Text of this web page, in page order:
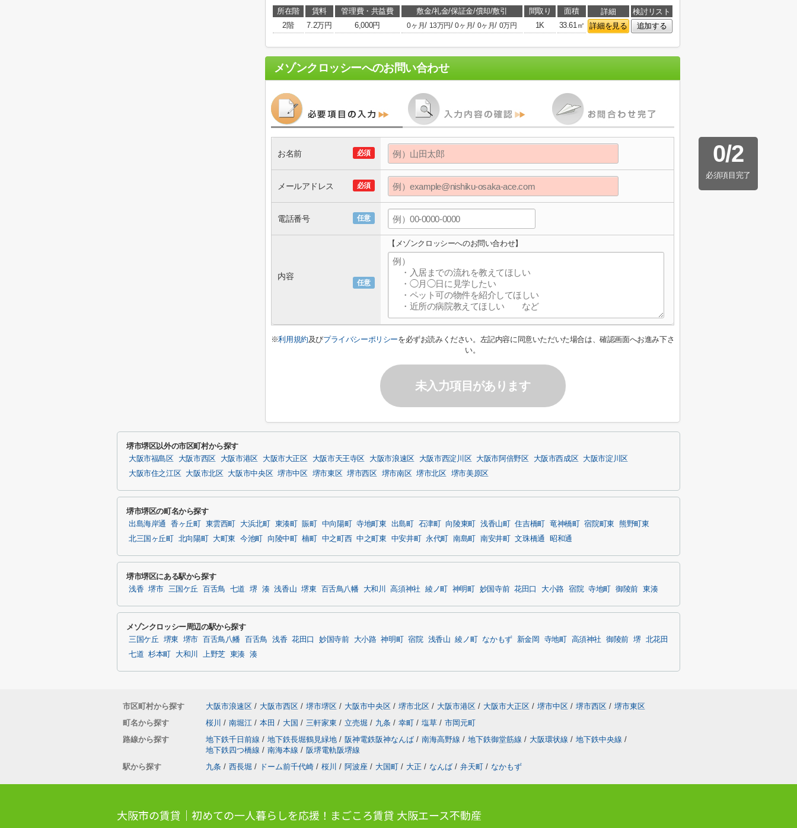
所在階 賃料 管理費・共益費 敷金/礼金/保証金/償却/敷引 間取り 面積 詳細
検討リスト
2階
7.2万円 6,000円 0ヶ月/ 13万円/0ヶ月/ 0ヶ月/ 0万円 1K 33.61㎡ 詳細を見る 追加する
メゾンクロッシーへのお問い合わせ
0/2
必須項目完了
必須
お名前
必須
メールアドレス
任意
電話番号
任意
内容
【メゾンクロッシーへのお問い合わせ】
※利用規約及びプライバシーポリシーを必ずお読みください。左記内容に同意いただいた場合は、確認画面へお進み下さ
い。
未入力項目があります
堺市堺区以外の市区町村から探す
大阪市福島区 大阪市西区 大阪市港区 大阪市大正区 大阪市天王寺区 大阪市浪速区 大阪市西淀川区 大阪市阿倍野区 大阪市西成区
大阪市淀川区
大阪市住之江区
大阪市北区 大阪市中央区 堺市中区 堺市東区 堺市西区 堺市南区 堺市北区 堺市美原区
堺市堺区の町名から探す
出島海岸通 香ヶ丘町 東雲西町 大浜北町 東湊町 賑町 中向陽町 寺地町東 出島町 石津町 向陵東町 浅香山町 住吉橋町 竜神橋町 宿院町東
熊野町東
北三国ヶ丘町
北向陽町 大町東 今池町 向陵中町 楠町 中之町西 中之町東 中安井町 永代町 南島町 南安井町 文珠橋通 昭和通
堺市堺区にある駅から探す
浅香 堺市 三国ケ丘 百舌鳥 七道 堺 湊 浅香山 堺東 百舌鳥八幡 大和川 高須神社 綾ノ町 神明町 妙国寺前 花田口 大小路 宿院 寺地町 御陵前 東湊
メゾンクロッシー周辺の駅から探す
三国ケ丘 堺東 堺市 百舌鳥八幡 百舌鳥 浅香 花田口 妙国寺前 大小路 神明町 宿院 浅香山 綾ノ町 なかもず 新金岡 寺地町 高須神社 御陵前 堺 北花田
七道 杉本町 大和川 上野芝 東湊 湊
市区町村から探す 大阪市浪速区 / 大阪市西区 / 堺市堺区 / 大阪市中央区 / 堺市北区 / 大阪市港区 / 大阪市大正区 / 堺市中区 / 堺市西区 / 堺市東区
町名から探す
桜川 / 南堀江 / 本田 / 大国 / 三軒家東 / 立売堀 / 九条 / 幸町 / 塩草 / 市岡元町
路線から探す
地下鉄千日前線 / 地下鉄長堀鶴見緑地 / 阪神電鉄阪神なんば / 南海高野線 / 地下鉄御堂筋線 / 大阪環状線 / 地下鉄中央線 /
地下鉄四つ橋線 / 南海本線 / 阪堺電軌阪堺線
駅から探す
九条 / 西長堀 / ドーム前千代崎 / 桜川 / 阿波座 / 大国町 / 大正 / なんば / 弁天町 / なかもず
大阪市の賃貸｜初めての一人暮らしを応援！まごころ賃貸 大阪エース不動産